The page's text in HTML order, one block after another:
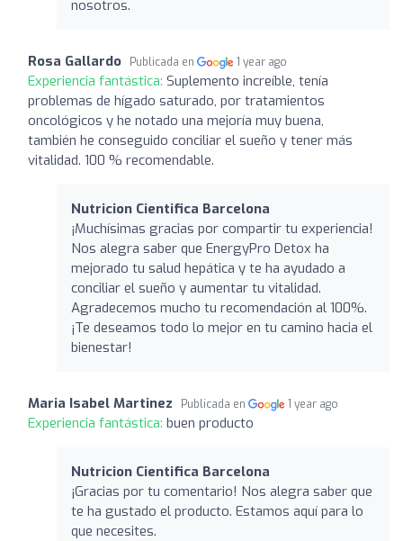
nosotros.
Rosa Gallardo Publicada en 1 year ago
Experiencia fantástica: Suplemento increíble, tenía
problemas de hígado saturado, por tratamientos
oncológicos y he notado una mejoría muy buena,
también he conseguido conciliar el sueño y tener más
vitalidad. 100 % recomendable.
Nutricion Cientifica Barcelona
¡Muchísimas gracias por compartir tu experiencia!
Nos alegra saber que EnergyPro Detox ha
mejorado tu salud hepática y te ha ayudado a
conciliar el sueño y aumentar tu vitalidad.
Agradecemos mucho tu recomendación al 100%.
¡Te deseamos todo lo mejor en tu camino hacia el
bienestar!
Maria Isabel Martinez Publicada en 1 year ago
Experiencia fantástica: buen producto
Nutricion Cientifica Barcelona
¡Gracias por tu comentario! Nos alegra saber que
te ha gustado el producto. Estamos aquí para lo
que necesites.